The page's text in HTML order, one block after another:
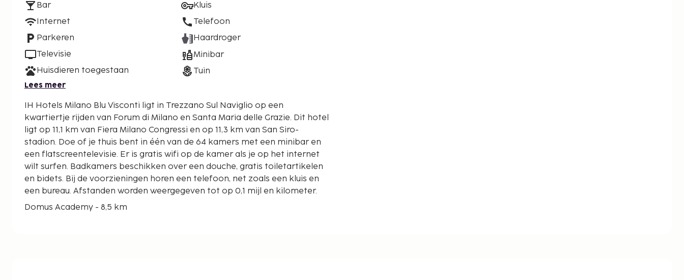
Bar
Internet
Parkeren
Televisie
Huisdieren toegestaan
Kluis
Telefoon
Haardroger
Minibar
Tuin
Lees meer
IH Hotels Milano Blu Visconti ligt in Trezzano Sul Naviglio op een
kwartiertje rijden van Forum di Milano en Santa Maria delle Grazie. Dit hotel
ligt op 11,1 km van Fiera Milano Congressi en op 11,3 km van San Siro-
stadion. Doe of je thuis bent in één van de 64 kamers met een minibar en
een flatscreentelevisie. Er is gratis wifi op de kamer als je op het internet
wilt surfen. Badkamers beschikken over een douche, gratis toiletartikelen
en bidets. Bij de voorzieningen horen een telefoon, net zoals een kluis en
een bureau. Afstanden worden weergegeven tot op 0,1 mijl en kilometer.
Domus Academy - 8,5 km